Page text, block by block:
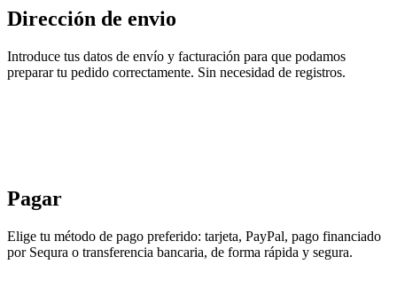
Dirección de envio
Introduce tus datos de envío y facturación para que podamos
preparar tu pedido correctamente. Sin necesidad de registros.
Pagar
Elige tu método de pago preferido: tarjeta, PayPal, pago financiado
por Sequra o transferencia bancaria, de forma rápida y segura.